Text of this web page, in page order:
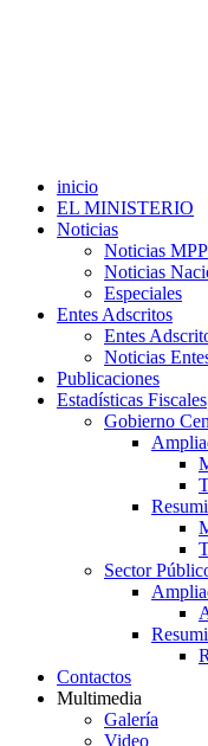
inicio
EL MINISTERIO
Noticias
Noticias
Noticias
Especiales
Entes Adscritos
Entes
Noticias
Publicaciones
Estadísticas Fiscales
Gobierno
Sector
Contactos
Multimedia
Galería
Video